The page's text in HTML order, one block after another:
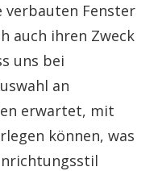
verbauten Fenster
auch ihren Zweck
uns bei
an
erwartet, mit
können, was